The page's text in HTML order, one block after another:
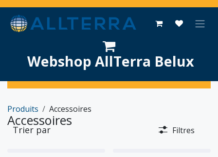
Se rendre au contenu
Webshop AllTerra Belux
Produits Accessoires
Accessoires
Trier par Filtres